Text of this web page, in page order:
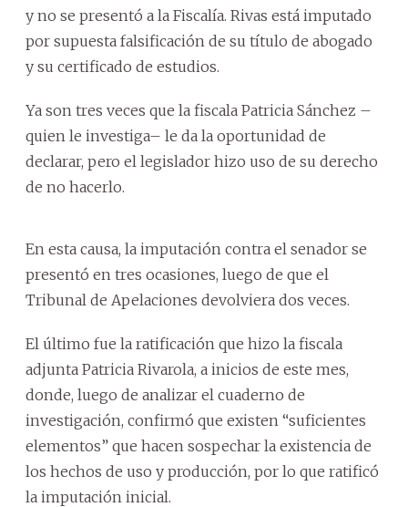
y no se presentó a la Fiscalía. Rivas está imputado
por supuesta falsificación de su título de abogado
y su certificado de estudios.
Ya son tres veces que la fiscala Patricia Sánchez –
quien le investiga– le da la oportunidad de
declarar, pero el legislador hizo uso de su derecho
de no hacerlo.
En esta causa, la imputación contra el senador se
presentó en tres ocasiones, luego de que el
Tribunal de Apelaciones devolviera dos veces.
El último fue la ratificación que hizo la fiscala
adjunta Patricia Rivarola, a inicios de este mes,
donde, luego de analizar el cuaderno de
investigación, confirmó que existen “suficientes
elementos” que hacen sospechar la existencia de
los hechos de uso y producción, por lo que ratificó
la imputación inicial.